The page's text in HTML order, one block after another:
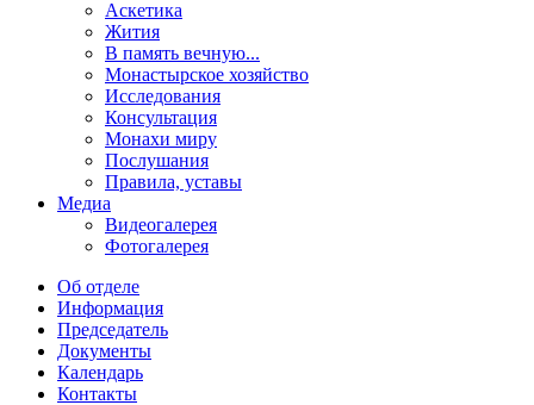
Аскетика
Жития
В память вечную...
Монастырское хозяйство
Исследования
Консультация
Монахи миру
Послушания
Правила, уставы
Медиа
Видеогалерея
Фотогалерея
Об отделе
Информация
Председатель
Документы
Календарь
Контакты